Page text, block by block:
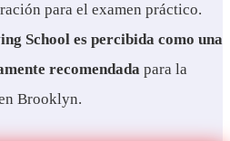
para el examen práctico.
School es percibida como una
recomendada para la
Brooklyn.